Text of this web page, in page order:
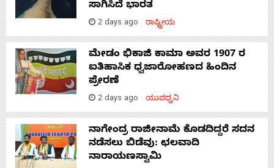
ಸಾಗಿಸಿದೆ ಭಾರತ
2 days ago ರಾಷ್ಟ್ರೀಯ
ಮೇಡಂ ಭಿಕಾಜಿ ಕಾಮಾ ಅವರ 1907 ರ
ಐತಿಹಾಸಿಕ ಧ್ವಜಾರೋಹಣದ ಹಿಂದಿನ
ಪ್ರೇರಣೆ
2 days ago ಯುವಧ್ವನಿ
ನಾಗೇಂದ್ರ ರಾಜೀನಾಮೆ ಕೊಡದಿದ್ದರೆ ಸದನ
ನಡೆಸಲು ಬಿಡೆವು: ಛಲವಾದಿ
ನಾರಾಯಣಸ್ವಾಮಿ